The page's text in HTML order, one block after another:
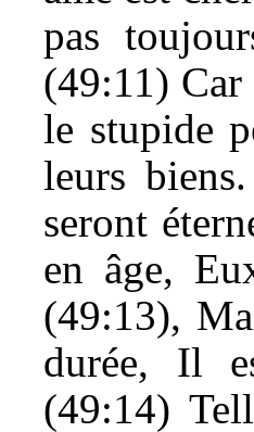
pas
(49:11) Car
le stupide
leurs
seront
en âge,
(49:13),
durée, Il
(49:14)